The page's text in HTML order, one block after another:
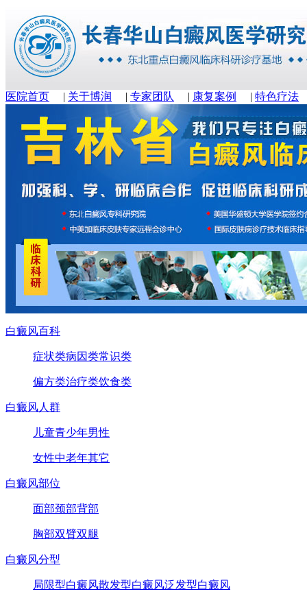
医院首页 | 关于博润 | 专家团队 | 康复案例 | 特色疗法
白癜风百科
症状类病因类常识类
偏方类治疗类饮食类
白癜风人群
儿童青少年男性
女性中老年其它
白癜风部位
面部颈部背部
胸部双臂双腿
白癜风分型
局限型白癜风散发型白癜风泛发型白癜风